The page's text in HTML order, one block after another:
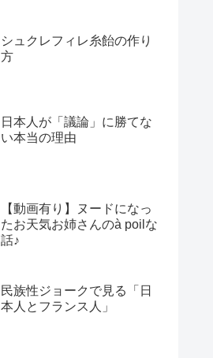
シュクレフィレ糸飴の作り
方
日本人が「議論」に勝てな
い本当の理由
【動画有り】ヌードになっ
たお天気お姉さんのà poilな
話♪
民族性ジョークで見る「日
本人とフランス人」